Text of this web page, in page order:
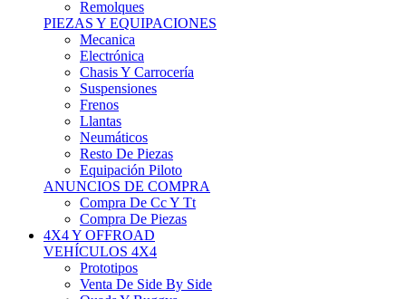
Remolques
PIEZAS Y EQUIPACIONES
Mecanica
Electrónica
Chasis Y Carrocería
Suspensiones
Frenos
Llantas
Neumáticos
Resto De Piezas
Equipación Piloto
ANUNCIOS DE COMPRA
Compra De Cc Y Tt
Compra De Piezas
4X4 Y OFFROAD
VEHÍCULOS 4X4
Prototipos
Venta De Side By Side